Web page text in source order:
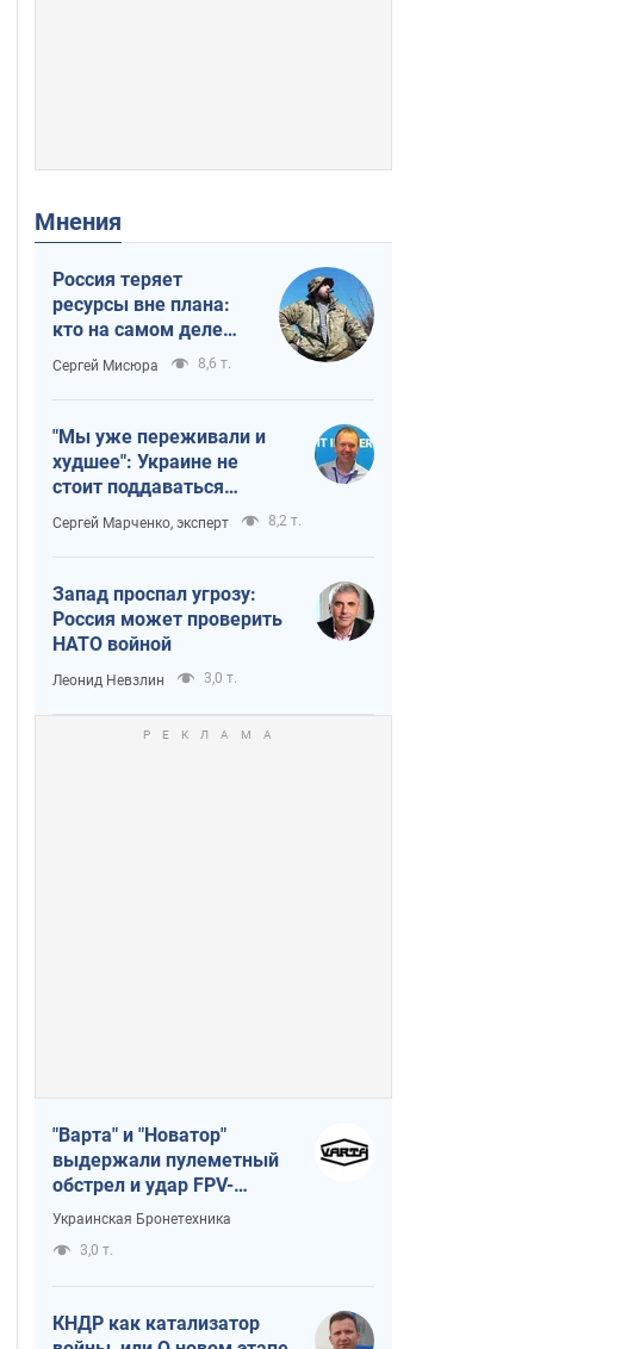
Мнения
Россия теряет
ресурсы вне плана:
кто на самом деле
диктует темп войны
Сергей Мисюра 8,6 т.
"Мы уже переживали и
худшее": Украине не
стоит поддаваться
отчаянию из-за
ракетного террора
Сергей Марченко, эксперт 8,2 т.
Запад проспал угрозу:
Россия может проверить
НАТО войной
Леонид Невзлин 3,0 т.
"Варта" и "Новатор"
выдержали пулеметный
обстрел и удар FPV-
дрона, сохранив жизнь
Украинская Бронетехника
3,0 т.
КНДР как катализатор